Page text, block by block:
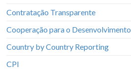
Contratação Transparente
Cooperação para o Desenvolvimento
Country by Country Reporting
CPI